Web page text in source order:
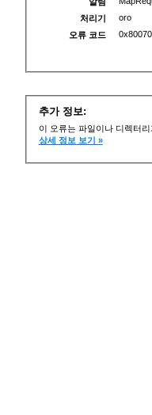
처리기
oro
오류 코드
추가 정보:
이 오류는 파일이나 디렉터
상세 정보 보기 »